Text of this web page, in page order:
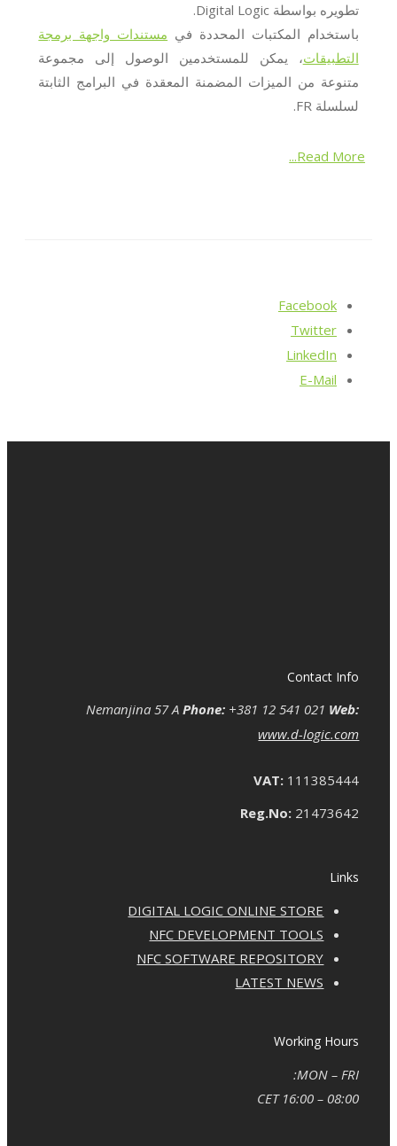
تطويره بواسطة Digital Logic.
باستخدام المكتبات المحددة في مستندات واجهة برمجة
التطبيقات، يمكن للمستخدمين الوصول إلى مجموعة
متنوعة من الميزات المضمنة المعقدة في البرامج الثابتة
لسلسلة FR.
Read More...
Facebook
Twitter
LinkedIn
E-Mail
Contact Info
Nemanjina 57 A Phone: +381 12 541 021 Web:
www.d-logic.com
VAT: 111385444
Reg.No: 21473642
Links
DIGITAL LOGIC ONLINE STORE
NFC DEVELOPMENT TOOLS
NFC SOFTWARE REPOSITORY
LATEST NEWS
Working Hours
MON – FRI:
08:00 – 16:00 CET